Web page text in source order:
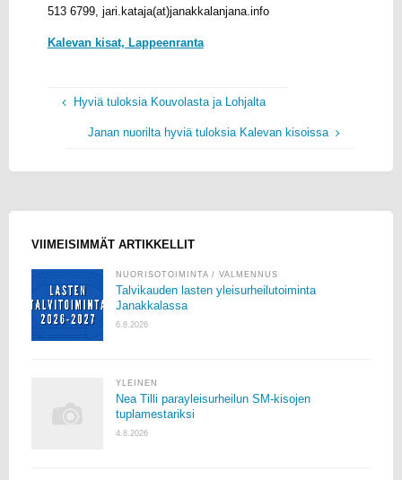
513 6799, jari.kataja(at)janakkalanjana.info
Kalevan kisat, Lappeenranta
Hyviä tuloksia Kouvolasta ja Lohjalta
Janan nuorilta hyviä tuloksia Kalevan kisoissa
VIIMEISIMMÄT ARTIKKELLIT
NUORISOTOIMINTA /VALMENNUS
Talvikauden lasten yleisurheilutoiminta
Janakkalassa
6.8.2026
YLEINEN
Nea Tilli parayleisurheilun SM-kisojen
tuplamestariksi
4.8.2026